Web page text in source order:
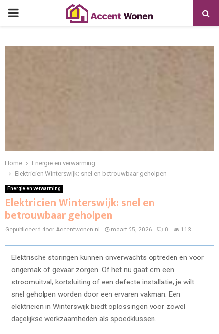
PRIMARY
Home
Energie en verwarming
Elektricien Winterswijk: snel en betrouwbaar geholpen
Energie en verwarming
Elektricien Winterswijk: snel en
betrouwbaar geholpen
Gepubliceerd door Accentwonen.nl maart 25, 2026 0 113
Elektrische storingen kunnen onverwachts optreden en voor
ongemak of gevaar zorgen. Of het nu gaat om een
stroomuitval, kortsluiting of een defecte installatie, je wilt
snel geholpen worden door een ervaren vakman. Een
elektricien in Winterswijk biedt oplossingen voor zowel
dagelijkse werkzaamheden als spoedklussen.